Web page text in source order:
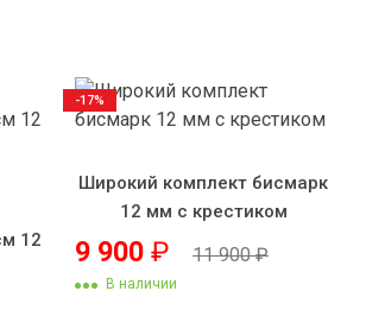
12
Широкий комплект бисмарк
12 мм с крестиком
9 900 ₽ 11 900₽
В наличии
-17%